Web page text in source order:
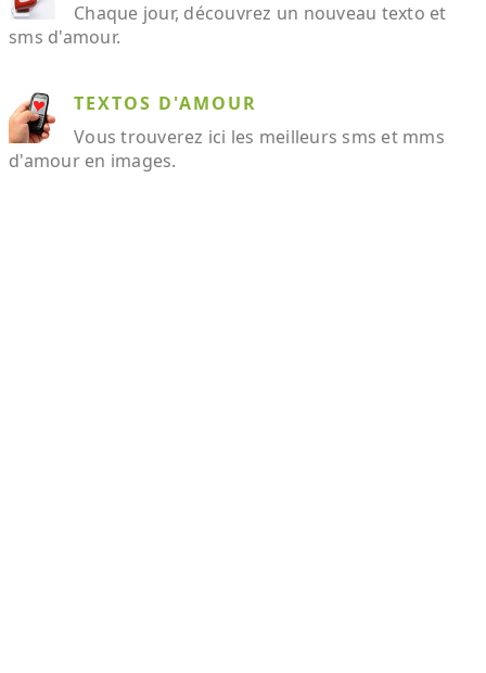
Chaque jour, découvrez un nouveau texto et
sms d'amour.
TEXTOS D'AMOUR
Vous trouverez ici les meilleurs sms et mms
d'amour en images.